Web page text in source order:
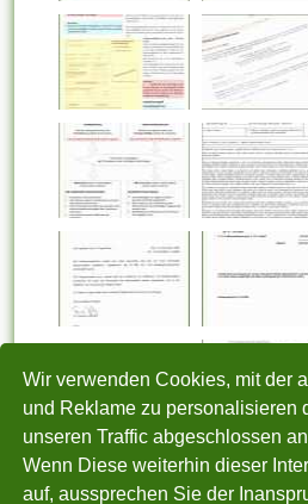
Wir verwenden Cookies, mit der
und Reklame zu personalisieren
unseren Traffic abgeschlossen
Wenn Diese weiterhin dieser
auf, aussprechen Sie der